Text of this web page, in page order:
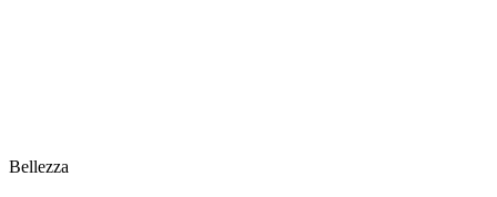
Bellezza